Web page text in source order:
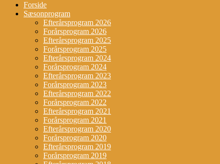
Forside
Sæsonprogram
Efterårsprogram 2026
Forårsprogram 2026
Efterårsprogram 2025
Forårsprogram 2025
Efterårsprogram 2024
Forårsprogram 2024
Efterårsprogram 2023
Forårsprogram 2023
Efterårsprogram 2022
Forårsprogram 2022
Efterårsprogram 2021
Forårsprogram 2021
Efterårsprogram 2020
Forårsprogram 2020
Efterårsprogram 2019
Forårsprogram 2019